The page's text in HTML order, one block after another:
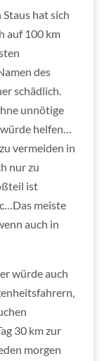
hat sich
auf 100 km
des
schädlich.
unnötige
helfen…
vermeiden in
nur zu
ist
meiste
auch in
würde auch
30 km zur
morgen